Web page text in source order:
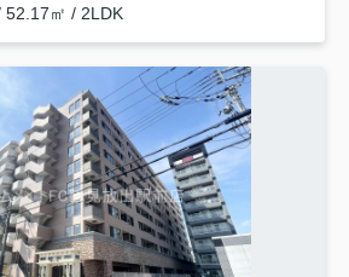
52.17㎡ / 2LDK